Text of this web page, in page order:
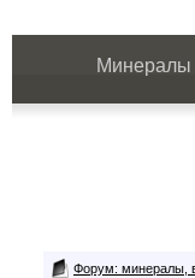
Минералы
Форум: минералы,